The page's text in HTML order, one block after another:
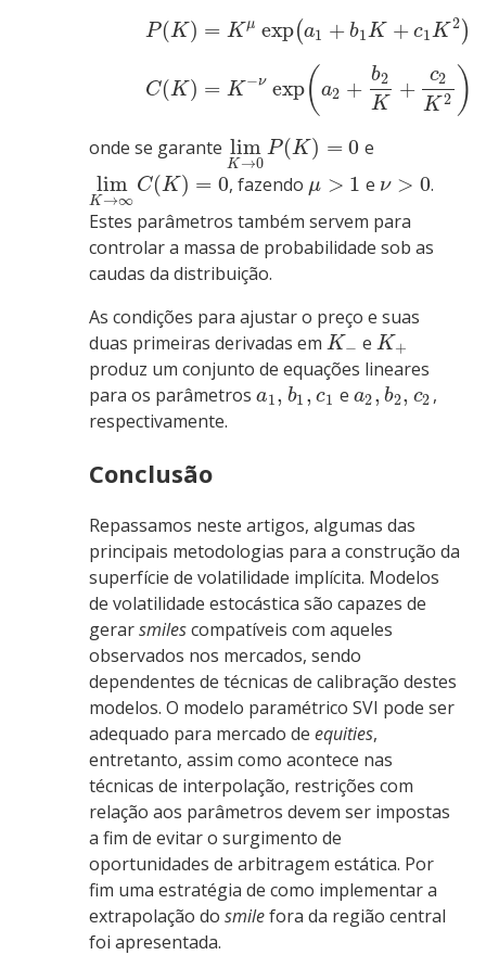
P(K) = K μ exp(a1 + b1K + c1K 2)
C(K) = K −ν exp( a2 +
b2
K
+
c2
K 2 )
onde se garante lim
K→0
P (K ) = 0 e
lim
K→∞
C(K) = 0, fazendo μ > 1 e ν > 0.
Estes parâmetros também servem para
controlar a massa de probabilidade sob as
caudas da distribuição.
As condições para ajustar o preço e suas
duas primeiras derivadas emK− eK+
produz um conjunto de equações lineares
para os parâmetrosa1, b1 , c1 e a2, b2, c2 ,
respectivamente.
Conclusão
Repassamos neste artigos, algumas das
principais metodologias para a construção da
superfície de volatilidade implícita. Modelos
de volatilidade estocástica são capazes de
gerarsmilescompatíveis com aqueles
observados nos mercados, sendo
dependentes de técnicas de calibração destes
modelos. O modelo paramétrico SVI pode ser
adequado para mercado deequities,
entretanto, assim como acontece nas
técnicas de interpolação, restrições com
relação aos parâmetros devem ser impostas
a fim de evitar o surgimento de
oportunidades de arbitragem estática. Por
fim uma estratégia de como implementar a
extrapolação dosmilefora da região central
foi apresentada.